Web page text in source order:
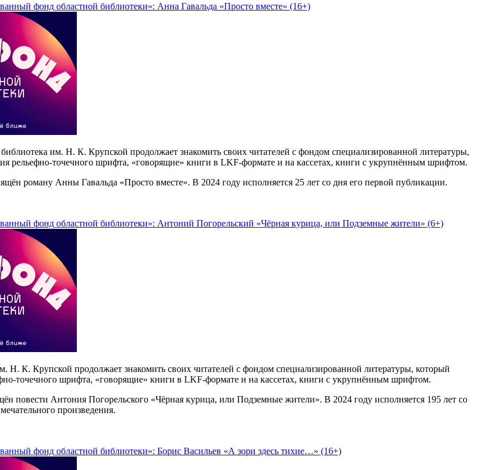
фонд областной библиотеки»: Анна Гавальда «Просто вместе» (16+)
библиотека им. Н. К. Крупской продолжает знакомить своих читателей с фондом специализированной литературы,
рельефно-точечного шрифта, «говорящие» книги в LKF-формате и на кассетах, книги с укрупнённым шрифтом.
роману Анны Гавальда «Просто вместе». В 2024 году исполняется 25 лет со дня его первой публикации.
фонд областной библиотеки»: Антоний Погорельский «Чёрная курица, или Подземные жители» (6+)
Н. К. Крупской продолжает знакомить своих читателей с фондом специализированной литературы, который
точечного шрифта, «говорящие» книги в LKF-формате и на кассетах, книги с укрупнённым шрифтом.
повести Антония Погорельского «Чёрная курица, или Подземные жители». В 2024 году исполняется 195 лет со
произведения.
фонд областной библиотеки»: Борис Васильев «А зори здесь тихие…» (16+)